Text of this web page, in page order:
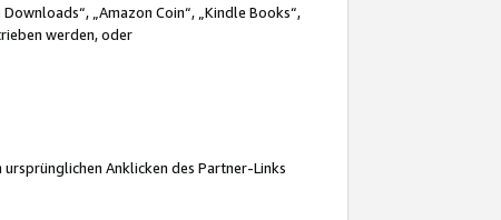
„Amazon Coin“, „Kindle Books“,
werden, oder
Anklicken des Partner-Links